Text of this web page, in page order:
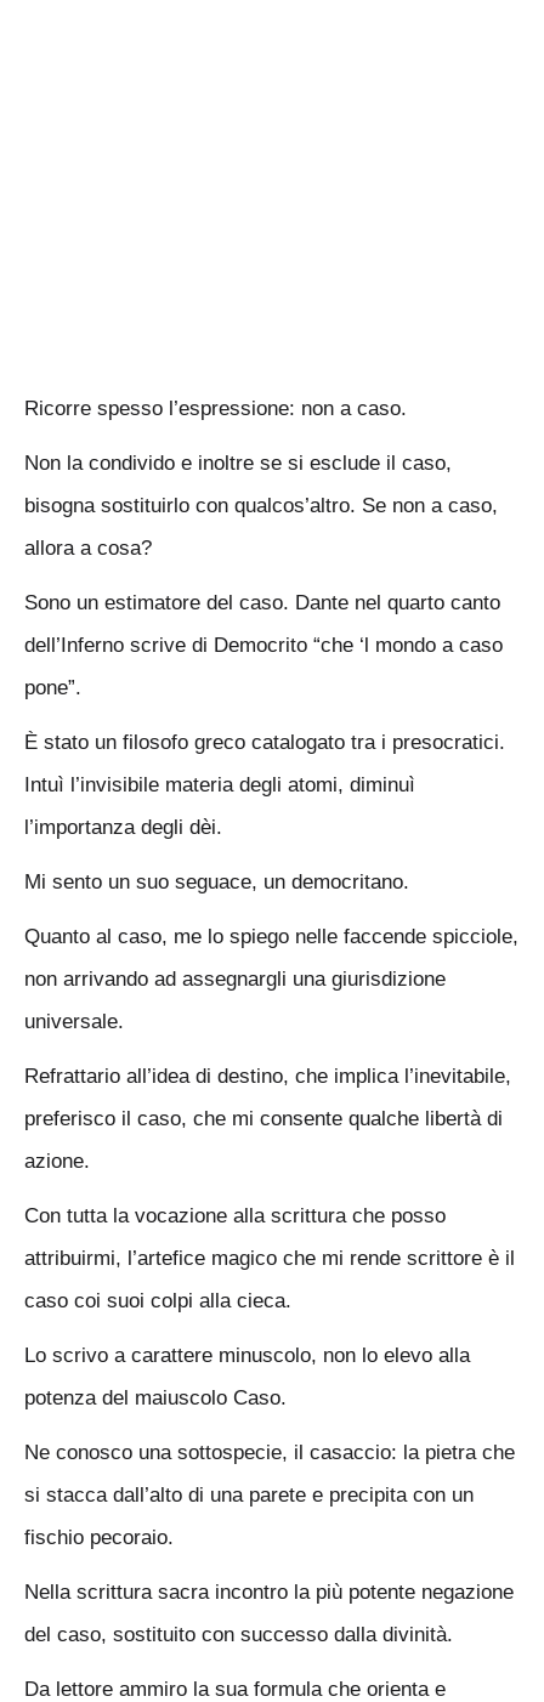
Ricorre spesso l’espressione: non a caso.
Non la condivido e inoltre se si esclude il caso,
bisogna sostituirlo con qualcos’altro. Se non a caso,
allora a cosa?
Sono un estimatore del caso. Dante nel quarto canto
dell’Inferno scrive di Democrito “che ‘l mondo a caso
pone”.
È stato un filosofo greco catalogato tra i presocratici.
Intuì l’invisibile materia degli atomi, diminuì
l’importanza degli dèi.
Mi sento un suo seguace, un democritano.
Quanto al caso, me lo spiego nelle faccende spicciole,
non arrivando ad assegnargli una giurisdizione
universale.
Refrattario all’idea di destino, che implica l’inevitabile,
preferisco il caso, che mi consente qualche libertà di
azione.
Con tutta la vocazione alla scrittura che posso
attribuirmi, l’artefice magico che mi rende scrittore è il
caso coi suoi colpi alla cieca.
Lo scrivo a carattere minuscolo, non lo elevo alla
potenza del maiuscolo Caso.
Ne conosco una sottospecie, il casaccio: la pietra che
si stacca dall’alto di una parete e precipita con un
fischio pecoraio.
Nella scrittura sacra incontro la più potente negazione
del caso, sostituito con successo dalla divinità.
Da lettore ammiro la sua formula che orienta e